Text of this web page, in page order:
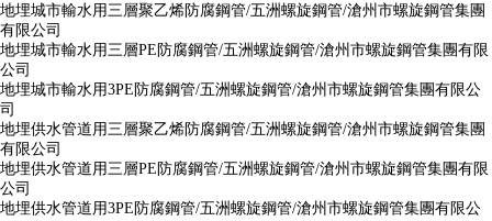
地埋城市輸水用三層聚乙烯防腐鋼管/五洲螺旋鋼管/滄州市螺旋鋼管集團
有限公司
地埋城市輸水用三層PE防腐鋼管/五洲螺旋鋼管/滄州市螺旋鋼管集團有限
公司
地埋城市輸水用3PE防腐鋼管/五洲螺旋鋼管/滄州市螺旋鋼管集團有限公
司
地埋供水管道用三層聚乙烯防腐鋼管/五洲螺旋鋼管/滄州市螺旋鋼管集團
有限公司
地埋供水管道用三層PE防腐鋼管/五洲螺旋鋼管/滄州市螺旋鋼管集團有限
公司
地埋供水管道用3PE防腐鋼管/五洲螺旋鋼管/滄州市螺旋鋼管集團有限公